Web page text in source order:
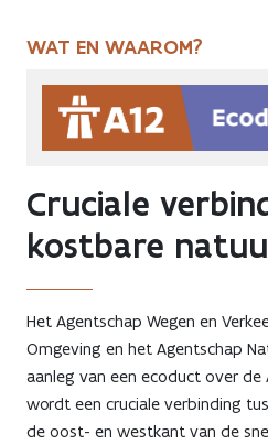
WAT EN WAAROM?
Cruciale
kostbare
Het Agentschap Wegen en
Omgeving en het Agentschap
aanleg van een ecoduct over de
wordt een cruciale verbinding
de oost- en westkant van de